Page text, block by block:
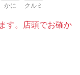
かに クルミ
す。店頭でお確か